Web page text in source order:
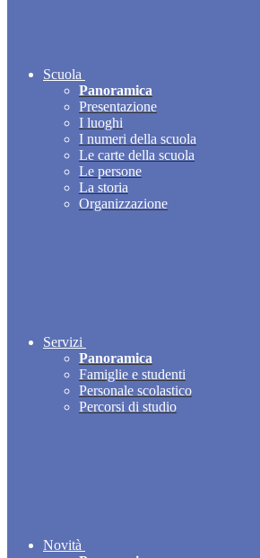
Scuola
Panoramica
Presentazione
I luoghi
I numeri della scuola
Le carte della scuola
Le persone
La storia
Organizzazione
Servizi
Panoramica
Famiglie e studenti
Personale scolastico
Percorsi di studio
Novità